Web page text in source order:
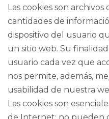
Las cookies son
cantidades de
dispositivo del usuario
un sitio web. Su
usuario cada vez que
nos permite, además,
usabilidad de nuestra
Las cookies son
de Internet; no pueden